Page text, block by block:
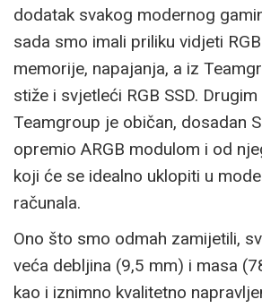
dodatak svakog modernog
sada smo imali priliku vidjeti
memorije, napajanja, a iz
stiže i svjetleći RGB SSD.
Teamgroup je običan, dosadan
opremio ARGB modulom i od
koji će se idealno uklopiti u
računala.
Ono što smo odmah zamijetili,
veća debljina (9,5 mm) i masa
kao i iznimno kvalitetno